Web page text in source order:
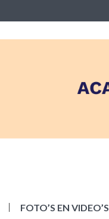
FOTO’S EN VIDEO’S